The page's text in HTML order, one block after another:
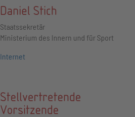
Daniel Stich
Staatssekretär
Ministerium des Innern und für Sport
Internet
Stellvertretende
Vorsitzende